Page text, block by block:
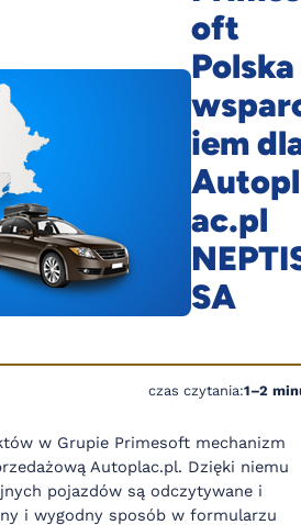
oft
Polska
iem
Autopl
ac.pl
SA
czas czytania:1–2
w Grupie Primesoft mechanizm
Autoplac.pl. Dzięki niemu
pojazdów są odczytywane i
i wygodny sposób w formularzu